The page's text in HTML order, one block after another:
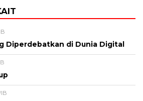
Diperdebatkan di Dunia Digital